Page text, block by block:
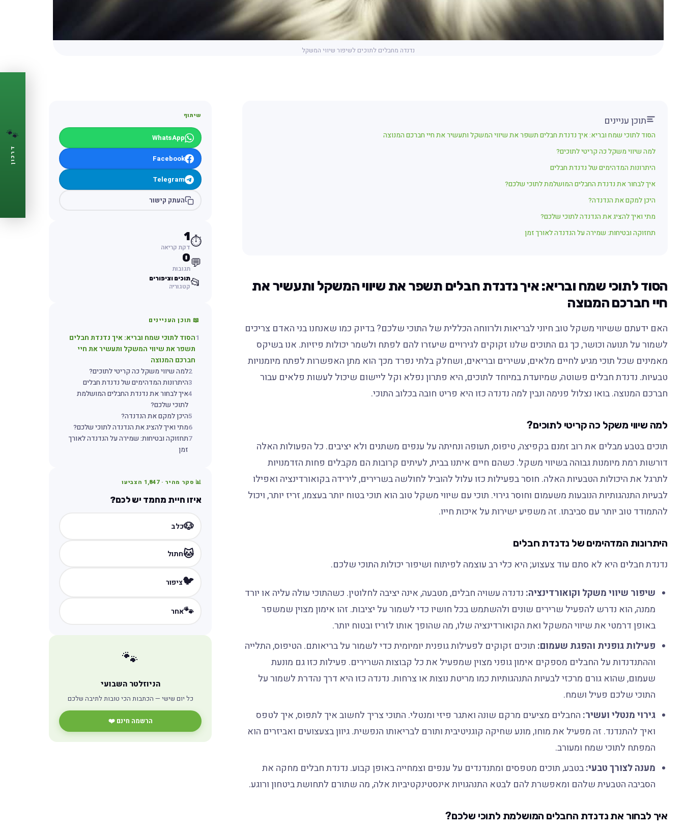
נדנדה מחבלים לתוכים לשיפור שיווי המשקל
תוכן עניינים
הסוד לתוכי שמח ובריא: איך נדנדת חבלים תשפר את שיווי המשקל ותעשיר את חיי חברכם המנוצה
למה שיווי משקל כה קריטי לתוכים?
היתרונות המדהימים של נדנדת חבלים
איך לבחור את נדנדת החבלים המושלמת לתוכי שלכם?
היכן למקם את הנדנדה?
מתי ואיך להציג את הנדנדה לתוכי שלכם?
תחזוקה ובטיחות: שמירה על הנדנדה לאורך זמן
הסוד לתוכי שמח ובריא: איך נדנדת חבלים תשפר את שיווי המשקל ותעשיר את
חיי חברכם המנוצה
האם ידעתם ששיווי משקל טוב חיוני לבריאות ולרווחה הכללית של התוכי שלכם? בדיוק כמו שאנחנו בני האדם צריכים
לשמור על תנועה וכושר, כך גם התוכים שלנו זקוקים לגירויים שיעזרו להם לפתח ולשמר יכולות פיזיות. אנו בשיקס
מאמינים שכל תוכי מגיע לחיים מלאים, עשירים ובריאים, ושחלק בלתי נפרד מכך הוא מתן האפשרות לפתח מיומנויות
טבעיות. נדנדת חבלים פשוטה, שמיועדת במיוחד לתוכים, היא פתרון נפלא וקל ליישום שיכול לעשות פלאים עבור
חברכם המנוצה. בואו נצלול פנימה ונבין למה נדנדה כזו היא פריט חובה בכלוב התוכי.
למה שיווי משקל כה קריטי לתוכים?
תוכים בטבע מבלים את רוב זמנם בקפיצה, טיפוס, תעופה ונחיתה על ענפים משתנים ולא יציבים. כל הפעולות האלה
דורשות רמת מיומנות גבוהה בשיווי משקל. כשהם חיים איתנו בבית, לעיתים קרובות הם מקבלים פחות הזדמנויות
לתרגל את היכולות הטבעיות האלה. חוסר בפעילות כזו עלול להוביל לחולשה בשרירים, לירידה בקואורדינציה ואפילו
לבעיות התנהגותיות הנובעות משעמום וחוסר גירוי. תוכי עם שיווי משקל טוב הוא תוכי בטוח יותר בעצמו, זריז יותר, ויכול
להתמודד טוב יותר עם סביבתו. זה משפיע ישירות על איכות חייו.
היתרונות המדהימים של נדנדת חבלים
נדנדת חבלים היא לא סתם עוד צעצוע; היא כלי רב עוצמה לפיתוח ושיפור יכולות התוכי שלכם.
שיפור שיווי משקל וקואורדינציה: נדנדה עשויה חבלים, מטבעה, אינה יציבה לחלוטין. כשהתוכי עולה עליה או יורד
ממנה, הוא נדרש להפעיל שרירים שונים ולהשתמש בכל חושיו כדי לשמור על יציבות. זהו אימון מצוין שמשפר
באופן דרמטי את שיווי המשקל ואת הקואורדינציה שלו, מה שהופך אותו לזריז ובטוח יותר.
פעילות גופנית והפגת שעמום: תוכים זקוקים לפעילות גופנית יומיומית כדי לשמור על בריאותם. הטיפוס, התלייה
וההתנדנדות על החבלים מספקים אימון גופני מצוין שמפעיל את כל קבוצות השרירים. פעילות כזו גם מונעת
שעמום, שהוא גורם מרכזי לבעיות התנהגותיות כמו מריטת נוצות או צרחות. נדנדה כזו היא דרך נהדרת לשמור על
התוכי שלכם פעיל ושמח.
גירוי מנטלי ועשיר: החבלים מציעים מרקם שונה ואתגר פיזי ומנטלי. התוכי צריך לחשוב איך לתפוס, איך לטפס
ואיך להתנדנד. זה מפעיל את מוחו, מונע שחיקה קוגניטיבית ותורם לבריאותו הנפשית. גיוון בצעצועים ואביזרים הוא
המפתח לתוכי שמח ומעורב.
מענה לצורך טבעי:בטבע, תוכים מטפסים ומתנדנדים על ענפים וצמחייה באופן קבוע. נדנדת חבלים מחקה את
הסביבה הטבעית שלהם ומאפשרת להם לבטא התנהגויות אינסטינקטיביות אלה, מה שתורם לתחושת ביטחון ורוגע.
איך לבחור את נדנדת החבלים המושלמת לתוכי שלכם?
שיתוף
WhatsApp
Facebook
Telegram
העתק קישור
⏱️
1
דקת קריאה
💬
0
תגובות
📂תוכים וציפורים
קטגוריה
📖 תוכן העניינים
1הסוד לתוכי שמח ובריא: איך נדנדת חבלים
תשפר את שיווי המשקל ותעשיר את חיי
חברכם המנוצה
2למה שיווי משקל כה קריטי לתוכים?
3היתרונות המדהימים של נדנדת חבלים
4איך לבחור את נדנדת החבלים המושלמת
לתוכי שלכם?
5היכן למקם את הנדנדה?
6מתי ואיך להציג את הנדנדה לתוכי שלכם?
7תחזוקה ובטיחות: שמירה על הנדנדה לאורך
זמן
📊 סקר מהיר ·1,847 הצביעו
איזו חיית מחמד יש לכם?
🐶כלב
🐱חתול
🐦ציפור
🐾אחר
🐾
הניוזלטר השבועי
כל יום שישי — הכתבות הכי טובות לתיבה שלכם
הרשמה חינם ❤️
🐾
דרכון
📋